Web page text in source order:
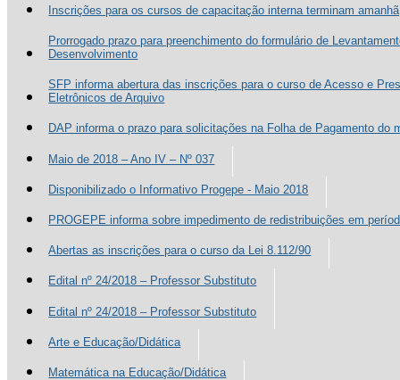
Inscrições para os cursos de capacitação interna terminam
Prorrogado prazo para preenchimento do formulário de
Desenvolvimento
SFP informa abertura das inscrições para o curso de Acesso e
Eletrônicos de Arquivo
DAP informa o prazo para solicitações na Folha de Pagamento do
Maio de 2018 – Ano IV – Nº 037
Disponibilizado o Informativo Progepe - Maio 2018
PROGEPE informa sobre impedimento de redistribuições em
Abertas as inscrições para o curso da Lei 8.112/90
Edital nº 24/2018 – Professor Substituto
Edital nº 24/2018 – Professor Substituto
Arte e Educação/Didática
Matemática na Educação/Didática